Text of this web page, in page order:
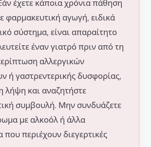
έχετε κάποια χρόνια πάθηση
φαρμακευτική αγωγή, ειδικά
σύστημα, είναι απαραίτητο
έναν γιατρό πριν από τη
αλλεργικών
ή γαστρεντερικής δυσφορίας,
λήψη και αναζητήστε
συμβουλή. Μην συνδυάζετε
με αλκοόλ ή άλλα
που περιέχουν διεγερτικές